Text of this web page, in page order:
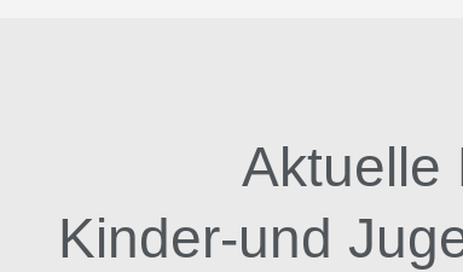
Aktuelle
Kinder-und